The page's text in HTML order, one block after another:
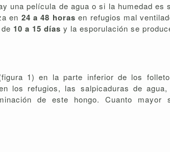
una película de agua o si la humedad es
en 24 a 48 horasen refugios mal
10 a 15 días y la esporulación se
1) en la parte inferior de los
los refugios, las salpicaduras de
de este hongo. Cuanto